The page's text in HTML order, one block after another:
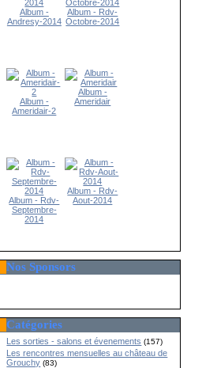
Album -
Andresy-2014
Album - Rdv-
Octobre-2014
Album -
Ameridair-2
Album -
Ameridair
Album - Rdv-
Septembre-
2014
Album - Rdv-
Aout-2014
Nos Sponsors
Catégories
Les sorties - salons et évenements (157)
Les rencontres mensuelles au château de
Grouchy (83)